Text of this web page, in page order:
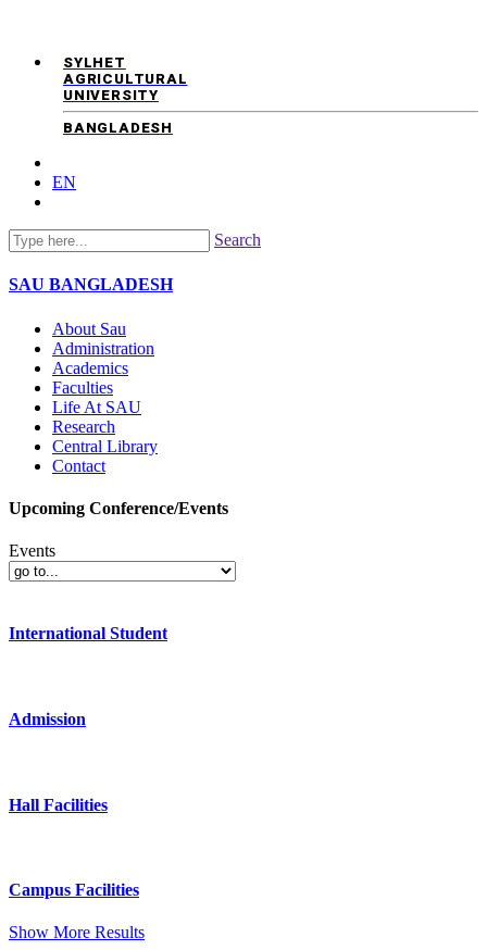
SYLHET
AGRICULTURAL
UNIVERSITY
BANGLADESH
EN
Search
SAU BANGLADESH
About Sau
Administration
Academics
Faculties
Life At SAU
Research
Central Library
Contact
Upcoming Conference/Events
Events
International Student
Admission
Hall Facilities
Campus Facilities
Show More Results